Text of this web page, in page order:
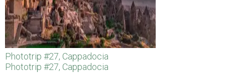
Phototrip #27, Cappadocia
Phototrip #27, Cappadocia